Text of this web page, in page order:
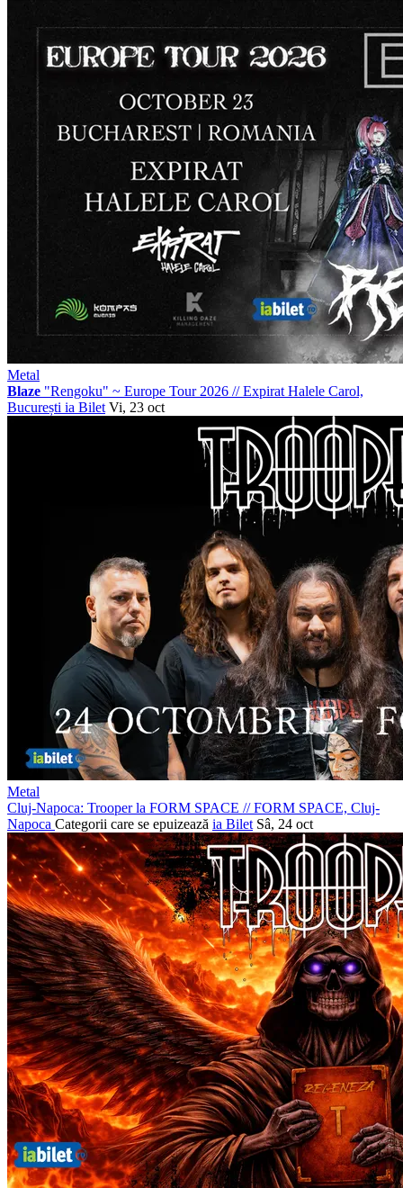
Metal
Blaze "Rengoku" ~ Europe Tour 2026 //Expirat Halele Carol,
București ia Bilet Vi, 23 oct
Metal
Cluj-Napoca: Trooper la FORM SPACE //FORM SPACE, Cluj-
Napoca Categorii care se epuizează ia Bilet Sâ, 24 oct